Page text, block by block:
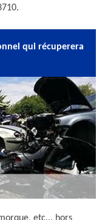
qui récuperera